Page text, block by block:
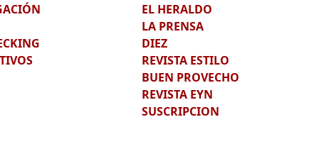
EL HERALDO
LA PRENSA
DIEZ
REVISTA ESTILO
BUEN PROVECHO
REVISTA EYN
SUSCRIPCION